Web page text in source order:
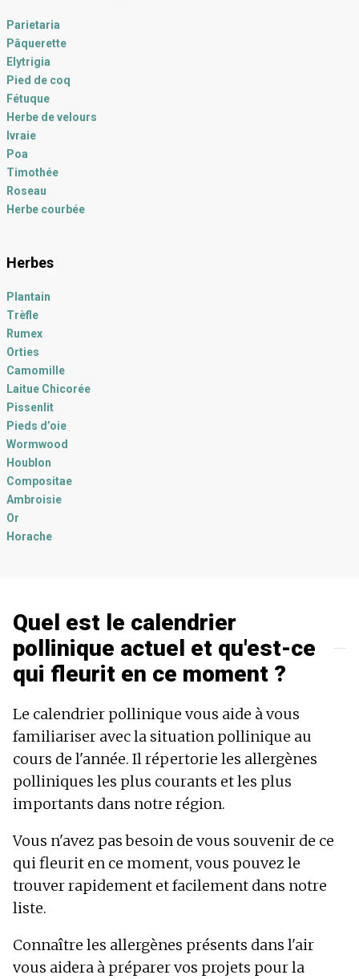
Parietaria
Pâquerette
Elytrigia
Pied de coq
Fétuque
Herbe de velours
Ivraie
Poa
Timothée
Roseau
Herbe courbée
Herbes
Plantain
Trèfle
Rumex
Orties
Camomille
Laitue Chicorée
Pissenlit
Pieds d’oie
Wormwood
Houblon
Compositae
Ambroisie
Or
Horache
Quel est le calendrier
pollinique actuel et qu'est-ce
qui fleurit en ce moment ?
Le calendrier pollinique vous aide à vous
familiariser avec la situation pollinique au
cours de l'année. Il répertorie les allergènes
polliniques les plus courants et les plus
importants dans notre région.
Vous n'avez pas besoin de vous souvenir de ce
qui fleurit en ce moment, vous pouvez le
trouver rapidement et facilement dans notre
liste.
Connaître les allergènes présents dans l'air
vous aidera à préparer vos projets pour la